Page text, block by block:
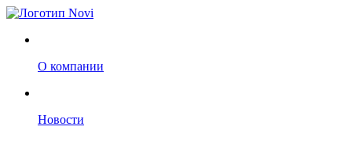
О компании
Новости